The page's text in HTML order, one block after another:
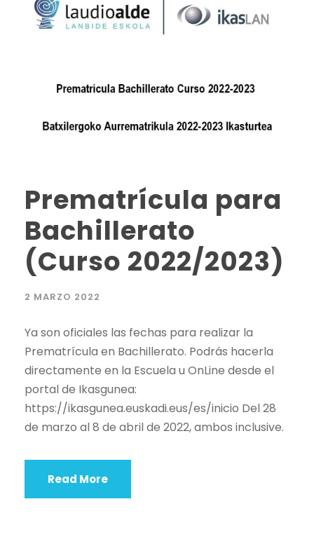
Prematrícula para
Bachillerato
(Curso 2022/2023)
2 MARZO 2022
Ya son oficiales las fechas para realizar la
Prematrícula en Bachillerato. Podrás hacerla
directamente en la Escuela u OnLine desde el
portal de Ikasgunea:
https://ikasgunea.euskadi.eus/es/inicio Del 28
de marzo al 8 de abril de 2022, ambos inclusive.
Read More